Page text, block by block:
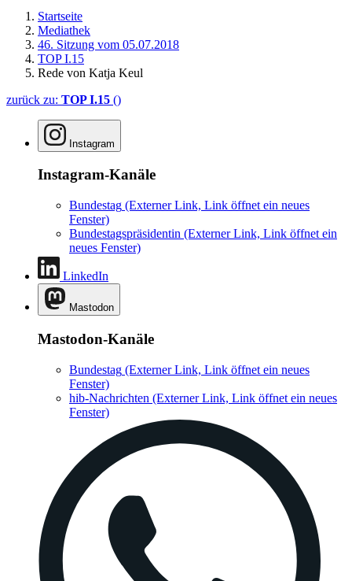
Startseite
Mediathek
46. Sitzung vom 05.07.2018
TOP I.15
Rede von Katja Keul
zurück zu: TOP I.15 ()
Instagram
Instagram-Kanäle
Bundestag (Externer Link, Link öffnet ein neues
Fenster)
Bundestagspräsidentin (Externer Link, Link öffnet ein
neues Fenster)
LinkedIn
Mastodon
Mastodon-Kanäle
Bundestag (Externer Link, Link öffnet ein neues
Fenster)
hib-Nachrichten (Externer Link, Link öffnet ein neues
Fenster)